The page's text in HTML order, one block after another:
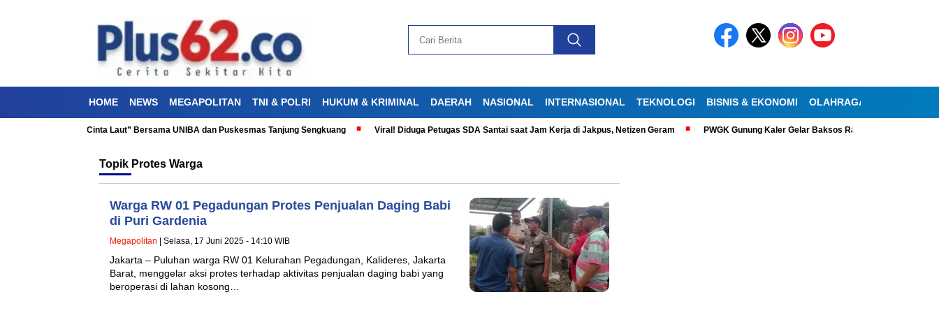
HOME NEWS MEGAPOLITAN TNI & POLRI HUKUM & KRIMINAL DAERAH NASIONAL INTERNASIONAL TEKNOLOGI BISNIS & EKONOMI OLAHRAGA
Kesehatan “Aku Cinta Laut” Bersama UNIBA dan Puskesmas Tanjung Sengkuang Viral! Diduga Petugas SDA Santai saat Jam Kerja di Jakpus, Netizen Geram PWGK Gunung Kaler Gelar Baksos Ramadan, Bantu Lansia
Topik Protes Warga
Warga RW 01 Pegadungan Protes Penjualan Daging Babi
di Puri Gardenia
Megapolitan | Selasa, 17 Juni 2025 - 14:10 WIB
Jakarta – Puluhan warga RW 01 Kelurahan Pegadungan, Kalideres, Jakarta
Barat, menggelar aksi protes terhadap aktivitas penjualan daging babi yang
beroperasi di lahan kosong…